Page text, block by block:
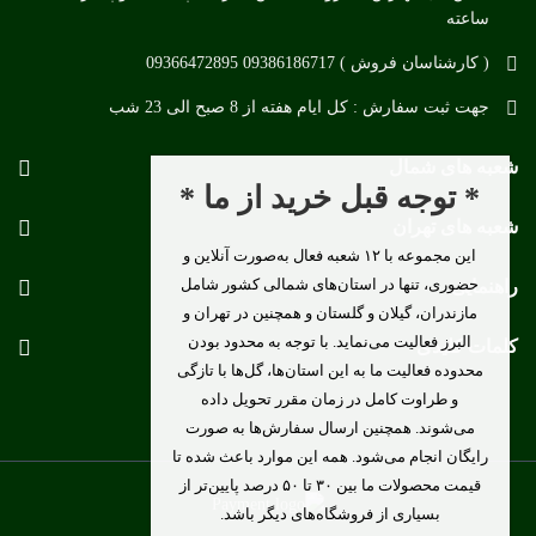
ساعته
( کارشناسان فروش ) 09386186717 09366472895
جهت ثبت سفارش : کل ایام هفته از 8 صبح الی 23 شب
شعبه های شمال
شعبه های تهران
راهنمایی
کلمات کلیدی
* توجه قبل خرید از ما *
این مجموعه با ۱۲ شعبه فعال به‌صورت آنلاین و
حضوری، تنها در استان‌های شمالی کشور شامل
مازندران، گیلان و گلستان و همچنین در تهران و
البرز فعالیت می‌نماید. با توجه به محدود بودن
محدوده فعالیت ما به این استان‌ها، گل‌ها با تازگی
و طراوت کامل در زمان مقرر تحویل داده
می‌شوند. همچنین ارسال سفارش‌ها به صورت
رایگان انجام می‌شود. همه این موارد باعث شده تا
قیمت محصولات ما بین ۳۰ تا ۵۰ درصد پایین‌تر از
بسیاری از فروشگاه‌های دیگر باشد.